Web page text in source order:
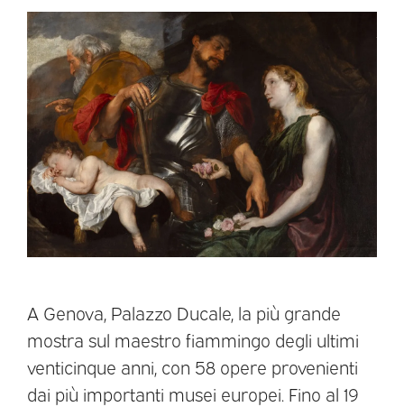
A Genova, Palazzo Ducale, la più grande
mostra sul maestro fiammingo degli ultimi
venticinque anni, con 58 opere provenienti
dai più importanti musei europei. Fino al 19